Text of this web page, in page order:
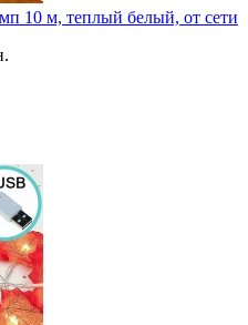
10 м, теплый белый, от сети